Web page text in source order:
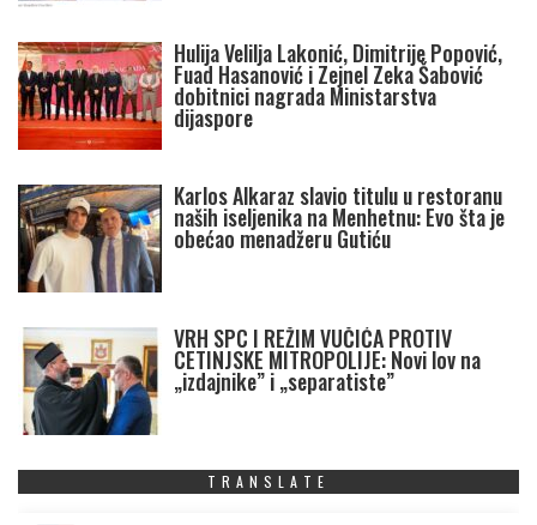
Hulija Velilja Lakonić, Dimitrije Popović,
Fuad Hasanović i Zejnel Zeka Šabović
dobitnici nagrada Ministarstva
dijaspore
Karlos Alkaraz slavio titulu u restoranu
naših iseljenika na Menhetnu: Evo šta je
obećao menadžeru Gutiću
VRH SPC I REŽIM VUČIĆA PROTIV
CETINJSKE MITROPOLIJE: Novi lov na
„izdajnike” i „separatiste”
TRANSLATE